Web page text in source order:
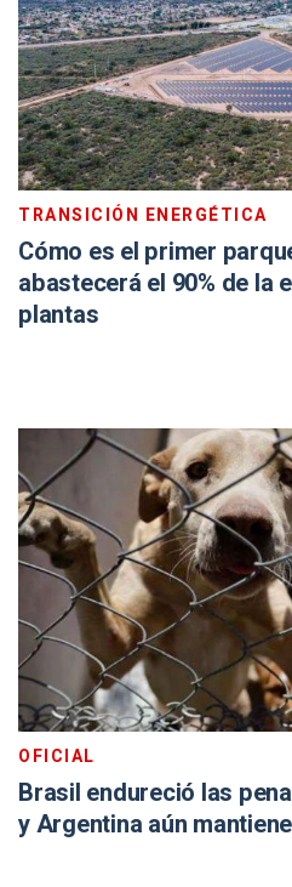
TRANSICIÓN ENERGÉTICA
Cómo es el primer
abastecerá el 90% de la
plantas
OFICIAL
Brasil endureció las
y Argentina aún